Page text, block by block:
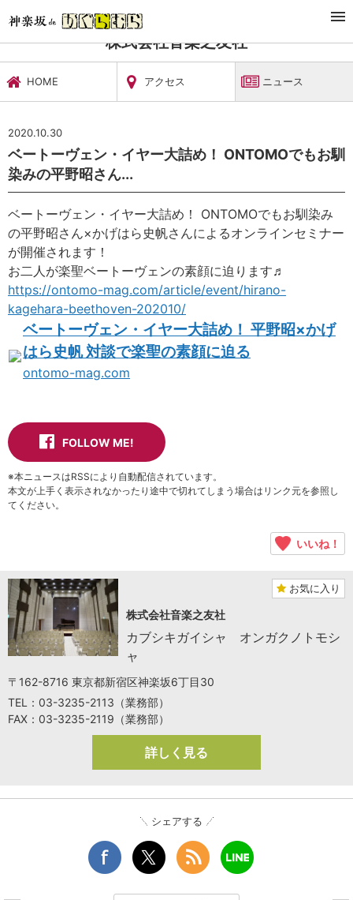
文化施設・ギャラリー
株式会社音楽之友社
HOME アクセス ニュース
2020.10.30
ベートーヴェン・イヤー大詰め！ ONTOMOでもお馴
染みの平野昭さん...
ベートーヴェン・イヤー大詰め！
ONTOMOでもお馴染み
の平野昭さん×かげはら史帆さんによるオンラインセミナー
が開催されま す！
お二人が楽聖ベートーヴェンの素顔に迫ります♬
https://ontomo-mag.com/article/event/hirano-
kagehara-beethoven-202010/
ベートーヴェン・イヤー大詰め！ 平野昭×かげ
はら史帆 対談で楽聖の素顔に迫る
ontomo-mag.com
FOLLOW ME!
※本ニュースはRSSにより自動配信されています。
本文が上手く表示されなかったり途中で切れてしまう場合はリンク元を参照し
てください。
いいね！
お気に入り
株式会社音楽之友社
カブシキガイシャ オンガクノトモシ
ャ
〒162-8716 東京都新宿区神楽坂6丁目30
TEL：03-3235-2113（業務部）
FAX：03-3235-2119（業務部）
詳しく見る
シェアする